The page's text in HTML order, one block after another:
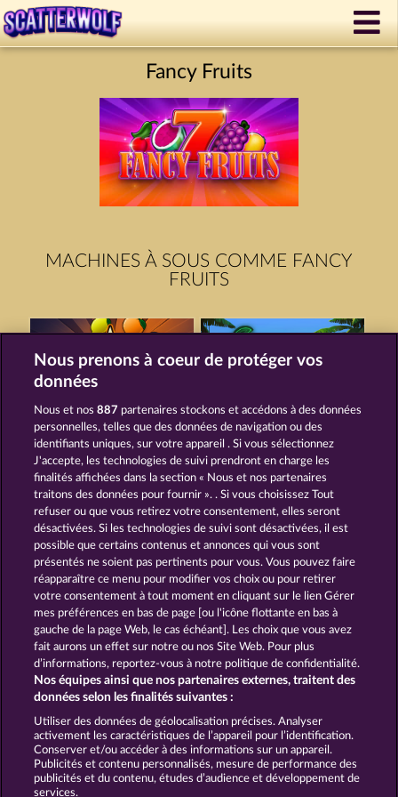
Fancy Fruits
MACHINES À SOUS COMME FANCY
FRUITS
100 FLARING FRUITS MALLORCA WILDS
BLAZING STAR TOWER OF POWER
CGU Charte de confidentialité
Mentions légales Société FAQ
Facebook
Envoyer la demande de rétractation
Nous prenons à coeur de protéger vos
données
Nous et nos887 partenaires stockons et accédons à des données
personnelles, telles que des données de navigation ou des
identifiants uniques, sur votre appareil . Si vous sélectionnez
J'accepte, les technologies de suivi prendront en charge les
finalités affichées dans la section « Nous et nos partenaires
traitons des données pour fournir ». . Si vous choisissez Tout
refuser ou que vous retirez votre consentement, elles seront
désactivées. Si les technologies de suivi sont désactivées, il est
possible que certains contenus et annonces qui vous sont
présentés ne soient pas pertinents pour vous. Vous pouvez faire
réapparaître ce menu pour modifier vos choix ou pour retirer
votre consentement à tout moment en cliquant sur le lien Gérer
mes préférences en bas de page [ou l'icône flottante en bas à
gauche de la page Web, le cas échéant]. Les choix que vous avez
fait aurons un effet sur notre ou nos Site Web. Pour plus
d’informations, reportez-vous à notre politique de confidentialité.
Nos équipes ainsi que nos partenaires externes, traitent des
données selon les finalités suivantes :
Utiliser des données de géolocalisation précises. Analyser
activement les caractéristiques de l’appareil pour l’identification.
Conserver et/ou accéder à des informations sur un appareil.
Publicités et contenu personnalisés, mesure de performance des
publicités et du contenu, études d’audience et développement de
services.